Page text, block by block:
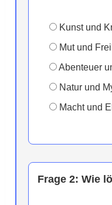
Kunst und
Mut und
Abenteuer
Natur und
Macht und
Frage 2: Wie